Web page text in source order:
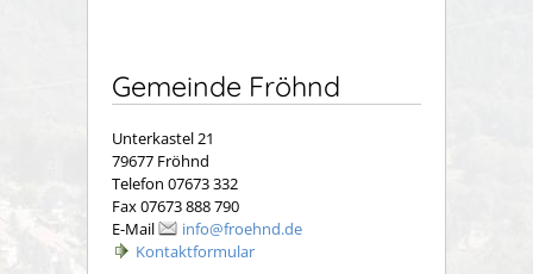
Gemeinde Fröhnd
Unterkastel 21
79677 Fröhnd
Telefon 07673 332
Fax 07673 888 790
E-Mail
info@froehnd.de
Kontaktformular